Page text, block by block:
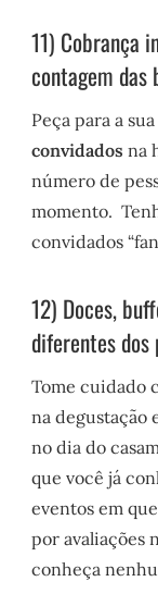
11) Cobrança
contagem das
Peça para a
convidados na
número de
momento.
convidados
12) Doces,
diferentes dos
Tome cuidado
na degustação
no dia do
que você já
eventos em
por avaliações
conheça